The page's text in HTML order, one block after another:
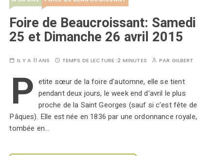
Foire de Beaucroissant: Samedi
25 et Dimanche 26 avril 2015
IL Y A 11 ANS TEMPS DE LECTURE :2 MINUTES PAR GILBERT
P etite sœur de la foire d’automne, elle se tient
pendant deux jours, le week end d’avril le plus
proche de la Saint Georges (sauf si c’est fête de
Pâques). Elle est née en 1836 par une ordonnance royale,
tombée en…